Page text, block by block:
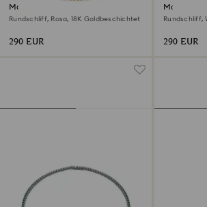
Matrix Tennis Halskette
Rundschliff, Rosa, 18K Goldbeschichtet
290 EUR
Matrix
Rundschliff,
290 EUR